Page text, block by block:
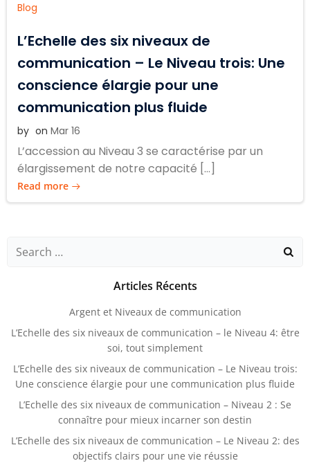
Blog
L’Echelle des six niveaux de
communication – Le Niveau trois: Une
conscience élargie pour une
communication plus fluide
by on Mar 16
L’accession au Niveau 3 se caractérise par un
élargissement de notre capacité […]
Read more
Search
Articles Récents
Argent et Niveaux de communication
L’Echelle des six niveaux de communication – le Niveau 4: être
soi, tout simplement
L’Echelle des six niveaux de communication – Le Niveau trois:
Une conscience élargie pour une communication plus fluide
L’Echelle des six niveaux de communication – Niveau 2 : Se
connaître pour mieux incarner son destin
L’Echelle des six niveaux de communication – Le Niveau 2: des
objectifs clairs pour une vie réussie